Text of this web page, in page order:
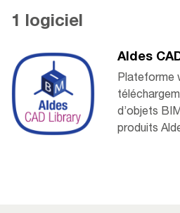
1 logiciel
Aldes
Plateforme
d’objets
produits